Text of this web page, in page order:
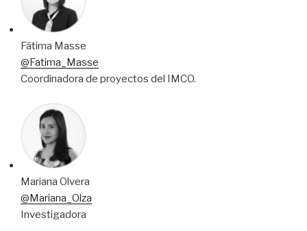
Fátima Masse
@Fatima_Masse
Coordinadora de proyectos del IMCO.
Mariana Olvera
@Mariana_Olza
Investigadora